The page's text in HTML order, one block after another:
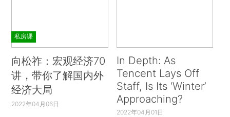
私房课
向松祚：宏观经济70
讲，带你了解国内外
经济大局
2022年04月06日
In Depth: As
Tencent Lays Off
Staff, Is Its ‘Winter’
Approaching?
2022年04月01日